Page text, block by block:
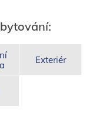
Exteriér